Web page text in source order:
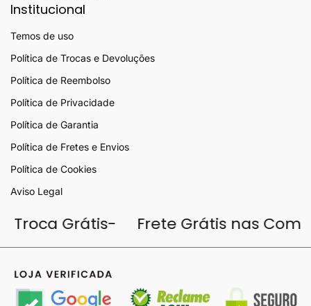
Institucional
Temos de uso
Política de Trocas e Devoluções
Política de Reembolso
Política de Privacidade
Política de Garantia
Política de Fretes e Envios
Política de Cookies
Aviso Legal
Troca Grátis- Frete Grátis nas